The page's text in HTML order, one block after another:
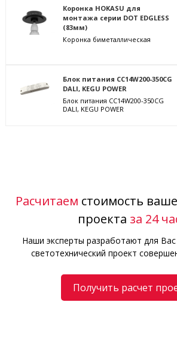
Коронка HOKASU для
монтажа серии DOT EDGLESS
(83мм)
Коронка биметаллическая
Блок питания CC14W200-350CG
DALI, KEGU POWER
Блок питания CC14W200-350CG
DALI, KEGU POWER
Расчитаем стоимость
проекта за 24
Наши эксперты разработают для
светотехнический проект
Получить расчет